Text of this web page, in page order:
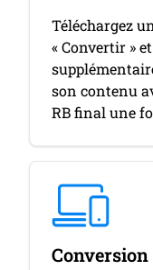
Téléchargez
« Convertir »
son contenu
RB final une